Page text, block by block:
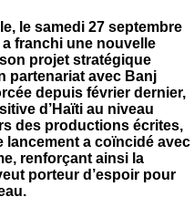
le samedi 27 septembre
franchi une nouvelle
projet stratégique
partenariat avec Banj
depuis février dernier,
d’Haïti au niveau
des productions écrites,
lancement a coïncidé avec
renforçant ainsi la
porteur d’espoir pour